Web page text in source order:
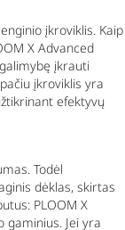
įkroviklis. Kaip
X Advanced
įkrauti
įkroviklis yra
efektyvų
Todėl
dėklas, skirtas
PLOOM X
Jei yra